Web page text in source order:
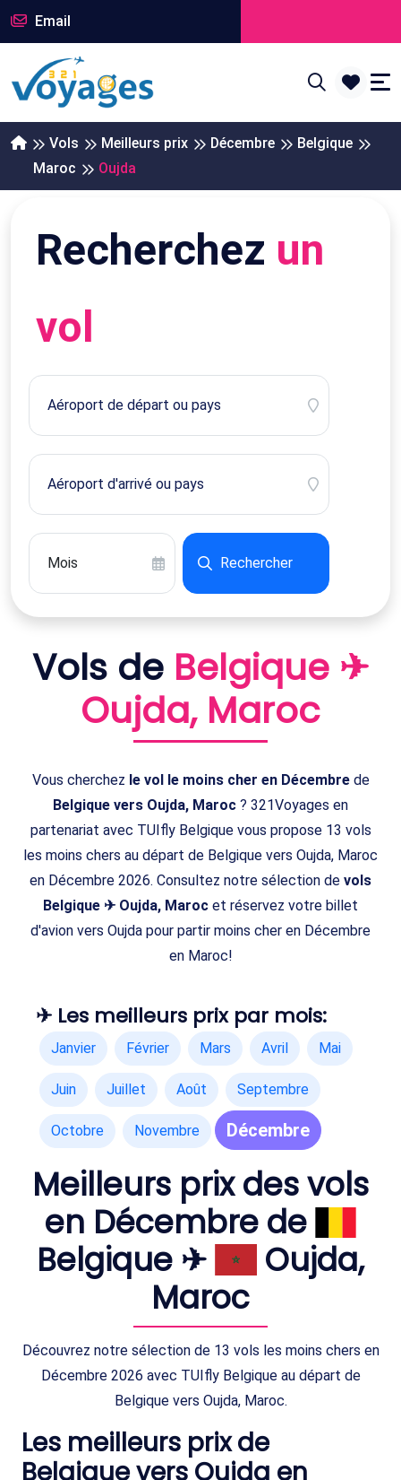
Email
Vols Meilleurs prix Décembre
Belgique
Maroc
Oujda
Recherchez un
vol
Rechercher
Vols de Belgique ✈
Oujda, Maroc
Vous cherchez le vol le moins cher en Décembrede
Belgique vers Oujda, Maroc ? 321Voyages en
partenariat avec TUIfly Belgique vous propose 13 vols
les moins chers au départ de Belgique vers Oujda, Maroc
en Décembre 2026. Consultez notre sélection de vols
Belgique ✈ Oujda, Maroc et réservez votre billet
d'avion vers Oujda pour partir moins cher en Décembre
en Maroc!
✈ Les meilleurs prix par mois:
Janvier Février Mars Avril Mai
Juin Juillet Août Septembre
Octobre Novembre Décembre
Meilleurs prix des vols
en Décembre de
Belgique ✈
Oujda,
Maroc
Découvrez notre sélection de 13 vols les moins chers en
Décembre 2026 avec TUIfly Belgique au départ de
Belgique vers Oujda, Maroc.
Les meilleurs prix de
Belgique vers Oujda en